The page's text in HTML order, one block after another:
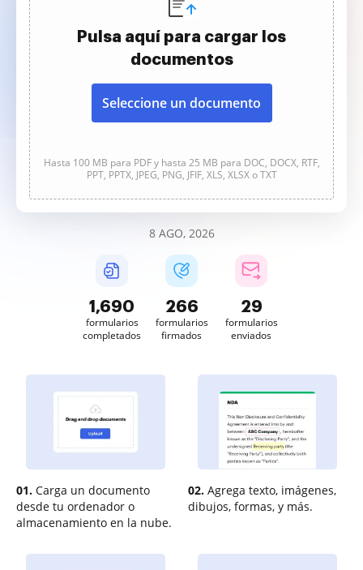
Pulsa aquí para cargar los
documentos
Seleccione un documento
Hasta 100 MB para PDF y hasta 25 MB para DOC, DOCX, RTF,
PPT, PPTX, JPEG, PNG, JFIF, XLS, XLSX o TXT
8 AGO, 2026
1,690
formularios
completados
266
formularios
firmados
29
formularios
enviados
01. Carga un documento
desde tu ordenador o
almacenamiento en la nube.
02. Agrega texto, imágenes,
dibujos, formas, y más.